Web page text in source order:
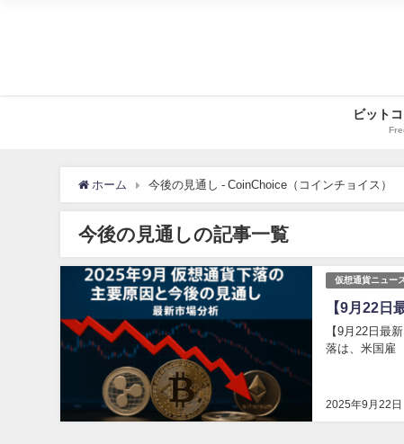
ビット
ホーム 今後の見通し - CoinChoice（コインチョイス）
今後の見通しの記事一覧
仮想通貨ニュー
【9月22日
2025年9月22日
【9月22日最
落は、米国雇